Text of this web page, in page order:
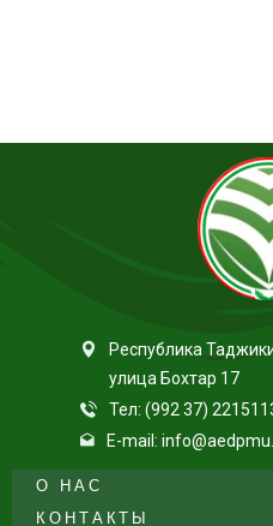
Республика
улица Бохтар 17
Тел: (992 37)
E-mail:
О НАС
КОНТАКТЫ